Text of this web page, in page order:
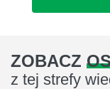
ZOBACZ
z tej strefy